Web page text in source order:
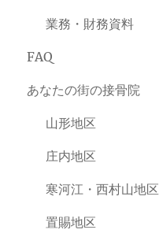
業務・財務資料
FAQ
あなたの街の接骨院
山形地区
庄内地区
寒河江・西村山地区
置賜地区